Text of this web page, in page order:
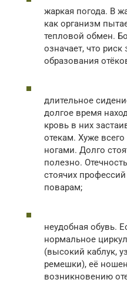
жаркая погода. В
как организм
тепловой обмен.
означает, что
образования
длительное
долгое время
кровь в них
отекам. Хуже
ногами. Долго
полезно.
стоячих
поварам;
неудобная обувь.
нормальное
(высокий каблук,
ремешки), её
возникновению